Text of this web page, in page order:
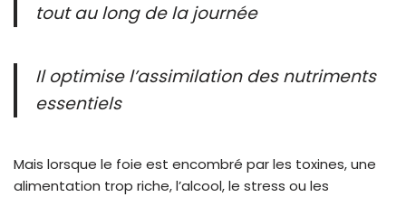
tout au long de la journée
Il optimise l’assimilation des nutriments
essentiels
Mais lorsque le foie est encombré par les toxines, une
alimentation trop riche, l’alcool, le stress ou les